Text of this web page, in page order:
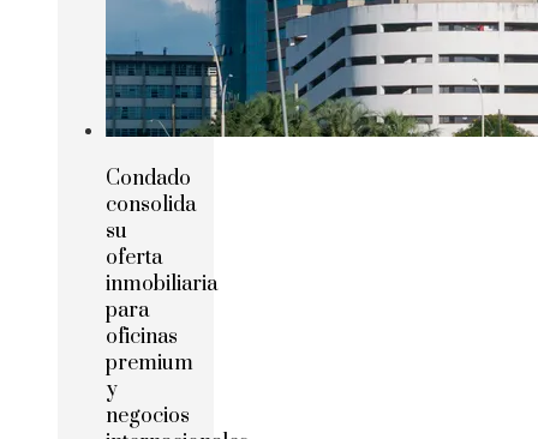
Condado
consolida
su
oferta
inmobiliaria
para
oficinas
premium
y
negocios